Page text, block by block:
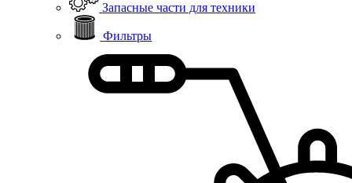
Запасные части для техники
Фильтры